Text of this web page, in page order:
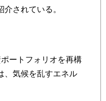
されている。
ートフォリオを再構
、気候を乱すエネル